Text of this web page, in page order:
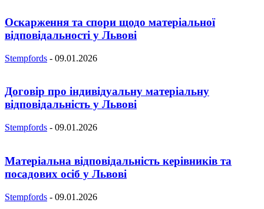
Оскарження та спори щодо матеріальної
відповідальності у Львові
Stempfords - 09.01.2026
Договір про індивідуальну матеріальну
відповідальність у Львові
Stempfords - 09.01.2026
Матеріальна відповідальність керівників та
посадових осіб у Львові
Stempfords - 09.01.2026